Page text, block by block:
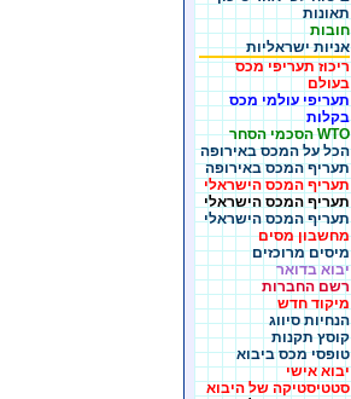
תאונות
חובות
אניות ישראליות
ריכוז תעריפי מכס
בעולם
תעריפי עולמי מכס
בקלות
WTO הסכמי הסחר
הכל על המכס באירופה
תעריף המכס באירופה
תעריף המכס הישראלי
תעריף המכס הישראלי
תעריף המכס הישראלי
מחשבון מסים
מיסים מרוכזים
יבוא בדואר
רשם החברות
מיקוד חדש
הנחיות סיווג
קוסץ תקנות
טופסי מכס ביבוא
יבוא אישי
סטטיסטיקה של היבוא